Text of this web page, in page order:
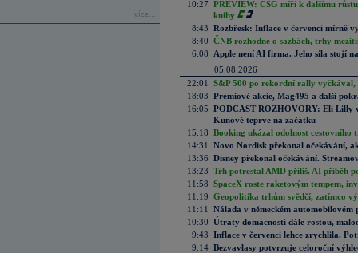
více...
10:27 PREVIEW: CSG míří k dalšímu
knihy
8:43 Rozbřesk: Inflace v červenci mírně
8:40 ČNB rozhodne o sazbách, trhy
6:08
Apple není AI firma. Jeho síla stojí
05.08.2026
22:01
S&P 500 po rekordní rally vyčkával,
18:03 Prémiové akcie, Mag495 a další
16:05 PODCAST ROZHOVORY: Eli Lilly
Kunové teprve na začátku
15:18 Booking ukázal odolnost cestovního
14:31
Novo Nordisk překonal očekávání,
13:36 Disney překonal očekávání.
13:23 Trh potrestal AMD příliš. AI příběh
11:58 SpaceX roste raketovým tempem,
11:19 Geopolitika trhům svědčí, zatímco
11:11
Nálada v německém automobilovém
10:30 Útraty domácností dále rostou,
9:43 Inflace v červenci lehce zrychlila.
9:14 Bezvavlasy potvrzuje celoroční